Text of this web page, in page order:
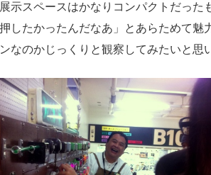
示スペースはかなりコンパクトだった
したかったんだなあ」とあらためて
なのかじっくりと観察してみたいと思